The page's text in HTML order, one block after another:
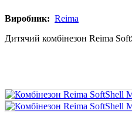
Виробник: Reima
Дитячий комбінезон Reima